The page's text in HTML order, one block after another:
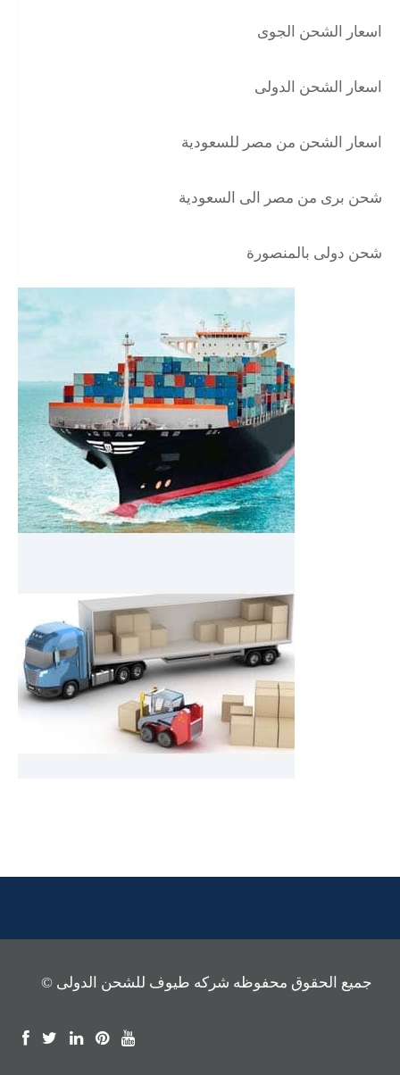
اسعار الشحن الجوى
اسعار الشحن الدولى
اسعار الشحن من مصر للسعودية
شحن برى من مصر الى السعودية
شحن دولى بالمنصورة
© جميع الحقوق محفوظه شركه طيوف للشحن الدولى